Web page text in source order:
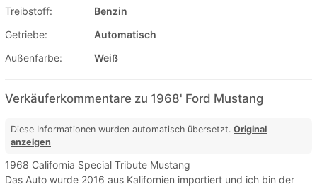
Treibstoff:
Benzin
Getriebe:
Automatisch
Außenfarbe:
Weiß
Verkäuferkommentare zu 1968' Ford Mustang
Diese Informationen wurden automatisch übersetzt. Original
anzeigen
1968 California Special Tribute Mustang
Das Auto wurde 2016 aus Kalifornien importiert und ich bin der